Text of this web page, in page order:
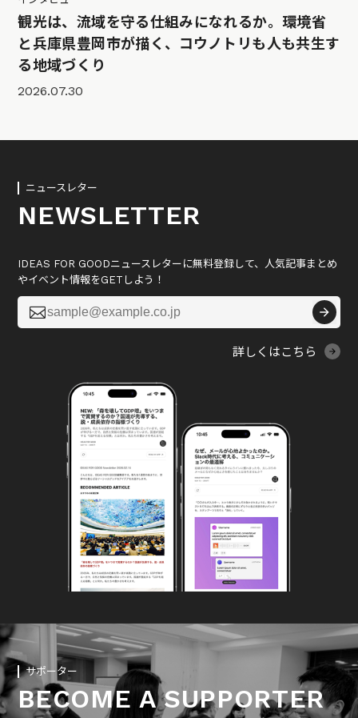
観光は、流域を守る仕組みになれるか。環境省
と兵庫県豊岡市が描く、コウノトリも人も共生す
る地域づくり
2026.07.30
ニュースレター
NEWSLETTER
IDEAS FOR GOODニュースレターに無料登録して、人気記事まとめ
やイベント情報をGETしよう！

詳しくはこちら
サポーター
BECOME A SUPPORTER